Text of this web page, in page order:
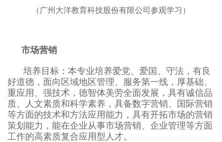
（广州大洋教育科技股份有限公司参观学习）
市场营销
培养目标：本专业培养爱党、爱国、守法，有良
好道德，面向区域地区管理、服务第一线，厚基础、
重应用、强技术，德智体美劳全面发展，具有诚信品
质、人文素质和科学素养，具备数字营销、国际营销
等方面的技术和方法应用能力，具有开拓市场的营销
策划能力，能在企业从事市场营销、企业管理等方面
工作的高素质复合应用型人才。